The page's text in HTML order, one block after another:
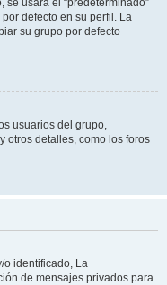
se usará el “predeterminado”
defecto en su perfil. La
su grupo por defecto
usuarios del grupo,
otros detalles, como los foros
o identificado, La
de mensajes privados para